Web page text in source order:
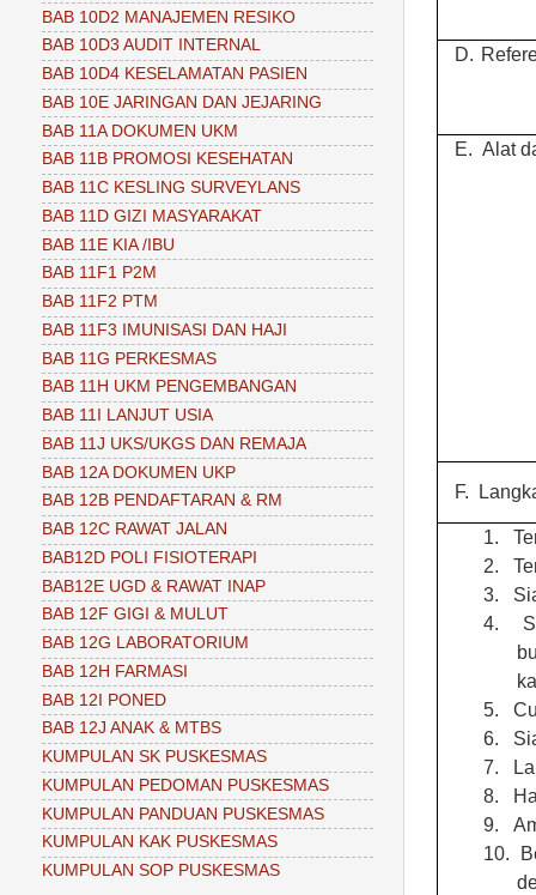
D.
E. Alat
F.
1.
2.
3.
4.
5.
6.
7.
8.
9.
10.
BAB 10D2 MANAJEMEN RESIKO
BAB 10D3 AUDIT INTERNAL
BAB 10D4 KESELAMATAN PASIEN
BAB 10E JARINGAN DAN JEJARING
BAB 11A DOKUMEN UKM
BAB 11B PROMOSI KESEHATAN
BAB 11C KESLING SURVEYLANS
BAB 11D GIZI MASYARAKAT
BAB 11E KIA /IBU
BAB 11F1 P2M
BAB 11F2 PTM
BAB 11F3 IMUNISASI DAN HAJI
BAB 11G PERKESMAS
BAB 11H UKM PENGEMBANGAN
BAB 11I LANJUT USIA
BAB 11J UKS/UKGS DAN REMAJA
BAB 12A DOKUMEN UKP
BAB 12B PENDAFTARAN & RM
BAB 12C RAWAT JALAN
BAB12D POLI FISIOTERAPI
BAB12E UGD & RAWAT INAP
BAB 12F GIGI & MULUT
BAB 12G LABORATORIUM
BAB 12H FARMASI
BAB 12I PONED
BAB 12J ANAK & MTBS
KUMPULAN SK PUSKESMAS
KUMPULAN PEDOMAN PUSKESMAS
KUMPULAN PANDUAN PUSKESMAS
KUMPULAN KAK PUSKESMAS
KUMPULAN SOP PUSKESMAS